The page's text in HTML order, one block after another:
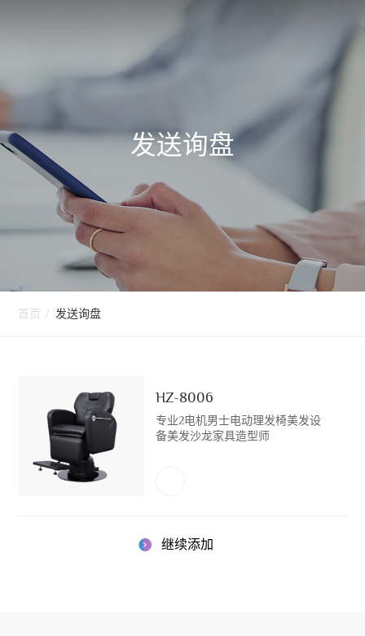
发送询盘
首页 / 发送询盘
HZ-8006
专业2电机男士电动理发椅美发设
备美发沙龙家具造型师
继续添加